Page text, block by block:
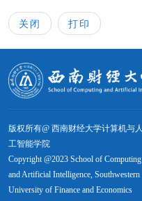
关闭 打印
版权所有@ 西南财经大学计算机与人
工智能学院
Copyright @2023 School of Computing
and Artificial Intelligence, Southwestern
University of Finance and Economics